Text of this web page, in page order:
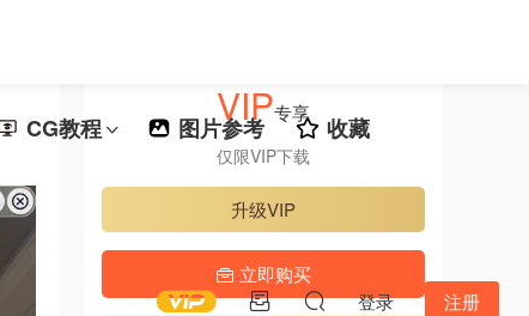
CG教程 图片参考 收藏
登录 注册
VIP专享
仅限VIP下载
升级VIP
立即购买